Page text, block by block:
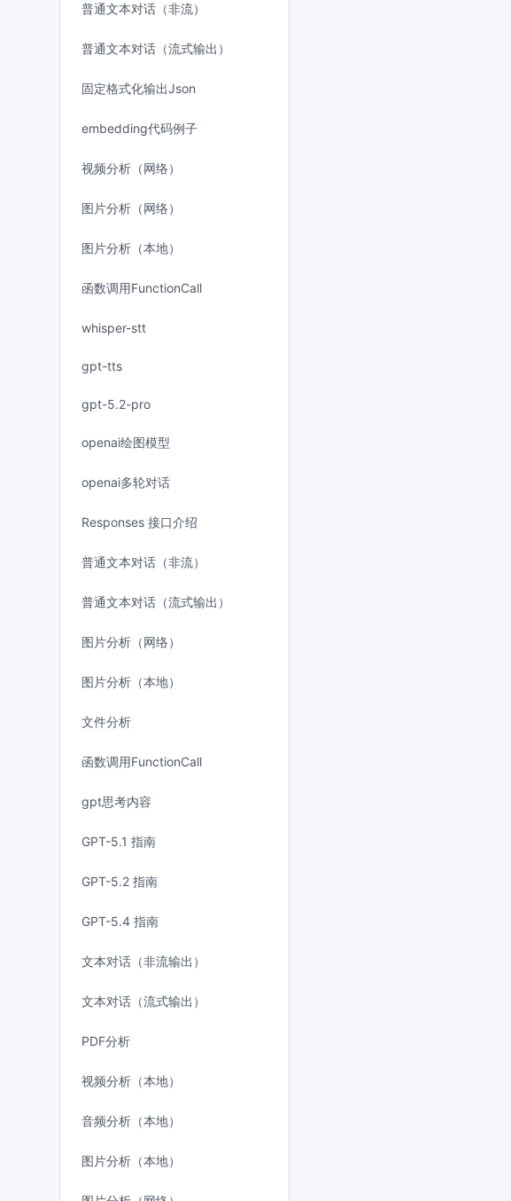
普通文本对话（非流）
普通文本对话（流式输出）
固定格式化输出Json
embedding代码例子
视频分析（网络）
图片分析（网络）
图片分析（本地）
函数调用FunctionCall
whisper-stt
gpt-tts
gpt-5.2-pro
openai绘图模型
openai多轮对话
Responses 接口介绍
普通文本对话（非流）
普通文本对话（流式输出）
图片分析（网络）
图片分析（本地）
文件分析
函数调用FunctionCall
gpt思考内容
GPT-5.1 指南
GPT-5.2 指南
GPT-5.4 指南
文本对话（非流输出）
文本对话（流式输出）
PDF分析
视频分析（本地）
音频分析（本地）
图片分析（本地）